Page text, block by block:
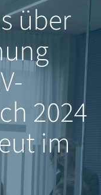
über
2024
im